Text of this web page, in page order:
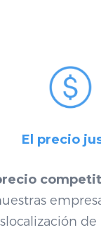
El precio
de